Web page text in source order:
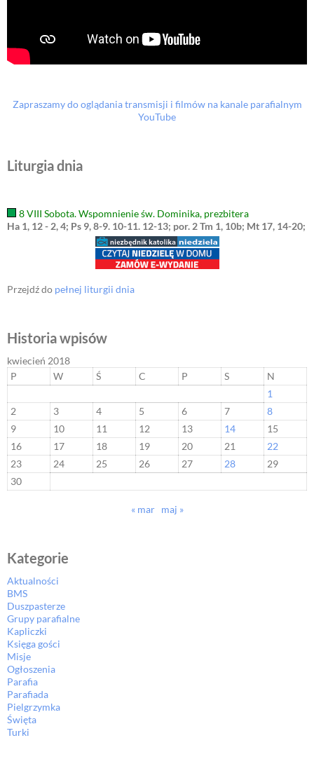
Zapraszamy do oglądania transmisji i filmów na kanale parafialnym
YouTube
Liturgia dnia
8 VIII Sobota. Wspomnienie św. Dominika, prezbitera
Ha 1, 12 - 2, 4; Ps 9, 8-9. 10-11. 12-13; por. 2 Tm 1, 10b; Mt 17, 14-20;
Przejdź do pełnej liturgii dnia
Historia wpisów
kwiecień 2018
P
W Ś C P S
N
1
2
3 4 5 6 7
8
9
10 11 12 13 14
15
16
17 18 19 20 21
22
23
24 25 26 27 28
29
30
« mar maj »
Kategorie
Aktualności
BMS
Duszpasterze
Grupy parafialne
Kapliczki
Księga gości
Misje
Ogłoszenia
Parafia
Parafiada
Pielgrzymka
Święta
Turki